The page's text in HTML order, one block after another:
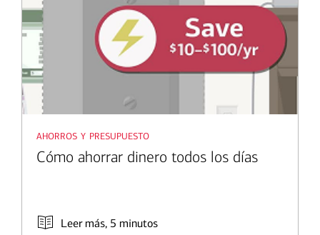
ahorros y presupuesto
Cómo ahorrar dinero todos los días
Leer más, 5 minutos